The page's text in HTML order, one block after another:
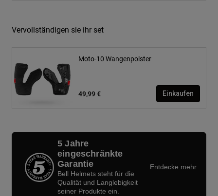
Vervollständigen sie ihr set
Moto-10 Wangenpolster
49,99 € Einkaufen
5 Jahre
eingeschränkte
Garantie
Bell Helmets steht für die
Qualität und Langlebigkeit
seiner Produkte ein.
Entdecke mehr